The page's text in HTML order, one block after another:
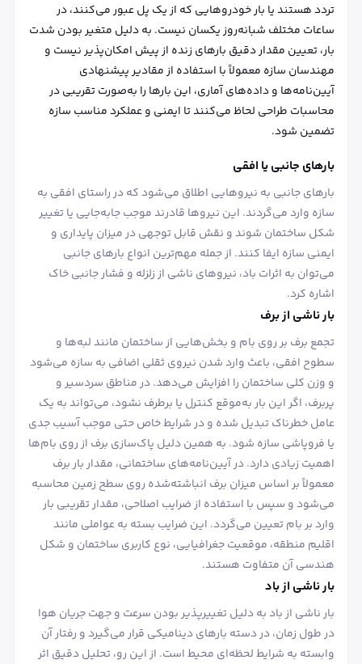
تردد هستند یا بار خودروهایی که از یک پل عبور می‌کنند، در
ساعات مختلف شبانه‌روز یکسان نیست. به دلیل متغیر بودن شدت
بار، تعیین مقدار دقیق بارهای زنده از پیش امکان‌پذیر نیست و
مهندسان سازه معمولاً با استفاده از مقادیر پیشنهادی
آیین‌نامه‌ها و داده‌های آماری، این بارها را به‌صورت تقریبی در
محاسبات طراحی لحاظ می‌کنند تا ایمنی و عملکرد مناسب سازه
تضمین شود.
بارهای جانبی یا افقی
بارهای جانبی به نیروهایی اطلاق می‌شود که در راستای افقی به
سازه وارد می‌گردند. این نیروها قادرند موجب جابه‌جایی یا تغییر
شکل ساختمان شوند و نقش قابل توجهی در میزان پایداری و
ایمنی سازه ایفا کنند. از جمله مهم‌ترین انواع بارهای جانبی
می‌توان به اثرات باد، نیروهای ناشی از زلزله و فشار جانبی خاک
اشاره کرد.
بار ناشی از برف
تجمع برف بر روی بام و بخش‌هایی از ساختمان مانند لبه‌ها و
سطوح افقی، باعث وارد شدن نیروی ثقلی اضافی به سازه می‌شود
و وزن کلی ساختمان را افزایش می‌دهد. در مناطق سردسیر و
پربرف، اگر این بار به‌موقع کنترل یا برطرف نشود، می‌تواند به یک
عامل خطرناک تبدیل شده و در شرایط خاص حتی موجب آسیب جدی
یا فروپاشی سازه شود. به همین دلیل پاک‌سازی برف از روی بام‌ها
اهمیت زیادی دارد. در آیین‌نامه‌های ساختمانی، مقدار بار برف
معمولاً بر اساس میزان برف انباشته‌شده روی سطح زمین محاسبه
می‌شود و سپس با استفاده از ضرایب اصلاحی، مقدار تقریبی بار
وارد بر بام تعیین می‌گردد. این ضرایب بسته به عواملی مانند
اقلیم منطقه، موقعیت جغرافیایی، نوع کاربری ساختمان و شکل
هندسی آن متفاوت هستند.
بار ناشی از باد
بار ناشی از باد به دلیل تغییرپذیر بودن سرعت و جهت جریان هوا
در طول زمان، در دسته بارهای دینامیکی قرار می‌گیرد و رفتار آن
وابسته به شرایط لحظه‌ای محیط است. از این رو، تحلیل دقیق اثر